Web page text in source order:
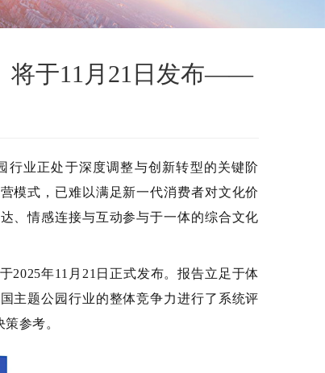
将于11月21日发布——
行业正处于深度调整与创新转型的关键阶
模式，已难以满足新一代消费者对文化价
、情感连接与互动参与于一体的综合文化
2025年11月21日正式发布。报告立足于体
主题公园行业的整体竞争力进行了系统评
参考。